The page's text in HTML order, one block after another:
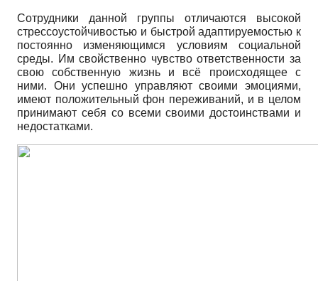
Сотрудники данной группы отличаются высокой
стрессоустойчивостью и быстрой адаптируемостью к
постоянно изменяющимся условиям социальной
среды. Им свойственно чувство ответственности за
свою собственную жизнь и всё происходящее с
ними. Они успешно управляют своими эмоциями,
имеют положительный фон переживаний, и в целом
принимают себя со всеми своими достоинствами и
недостатками.